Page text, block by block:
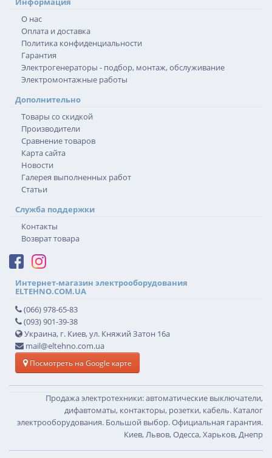
О нас
Оплата и доставка
Политика конфиденциальности
Гарантия
Электрогенераторы - подбор, монтаж, обслуживание
Электромонтажные работы
Дополнительно
Товары со скидкой
Производители
Сравнение товаров
Карта сайта
Новости
Галерея выполненных работ
Статьи
Служба поддержки
Контакты
Возврат товара
Интернет-магазин электрооборудования
ELTEHNO.COM.UA
(066) 978-65-83
(093) 901-39-38
Украина, г. Киев, ул. Княжий Затон 16а
mail@eltehno.com.ua
Посмотреть на Google карте
Продажа электротехники: автоматические выключатели,
дифавтоматы, контакторы, розетки, кабель. Каталог
электрооборудования. Большой выбор. Официальная гарантия.
Киев, Львов, Одесса, Харьков, Днепр